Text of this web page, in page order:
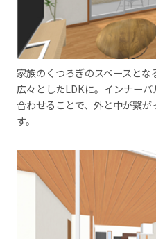
家族のくつろぎのスペースと
広々としたLDKに。インナー
合わせることで、外と中が繋
す。